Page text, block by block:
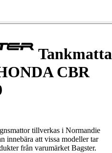
Tankmatta
CBR
tillverkas i Normandie
innebära att vissa modeller tar
från varumärket Bagster.